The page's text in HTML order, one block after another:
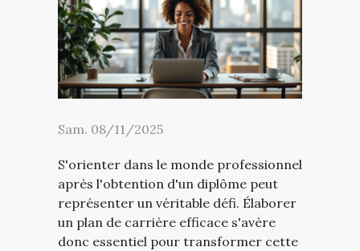
Sam. 08/11/2025
S'orienter dans le monde professionnel
après l'obtention d'un diplôme peut
représenter un véritable défi. Élaborer
un plan de carrière efficace s'avère
donc essentiel pour transformer cette